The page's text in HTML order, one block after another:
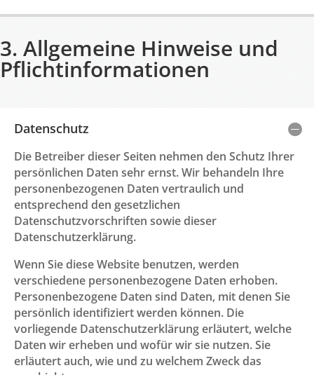
3. Allgemeine Hinweise und
Pflichtinformationen
Datenschutz
Die Betreiber dieser Seiten nehmen den Schutz Ihrer
persönlichen Daten sehr ernst. Wir behandeln Ihre
personenbezogenen Daten vertraulich und
entsprechend den gesetzlichen
Datenschutzvorschriften sowie dieser
Datenschutzerklärung.
Wenn Sie diese Website benutzen, werden
verschiedene personenbezogene Daten erhoben.
Personenbezogene Daten sind Daten, mit denen Sie
persönlich identifiziert werden können. Die
vorliegende Datenschutzerklärung erläutert, welche
Daten wir erheben und wofür wir sie nutzen. Sie
erläutert auch, wie und zu welchem Zweck das